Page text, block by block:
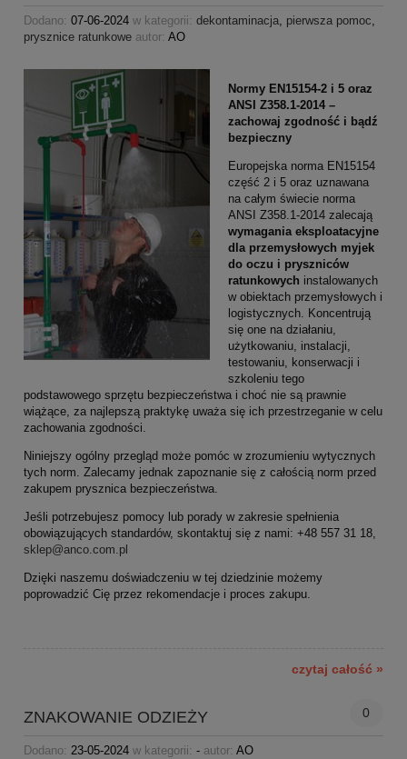
Dodano: 07-06-2024 w kategorii: dekontaminacja pierwsza pomoc
prysznice ratunkowe autor: AO
Normy EN15154-2 i 5 oraz
ANSI Z358.1-2014 –
zachowaj zgodność i bądź
bezpieczny
Europejska norma EN15154
część 2 i 5 oraz uznawana
na całym świecie norma
ANSI Z358.1-2014 zalecają
wymagania eksploatacyjne
dla przemysłowych myjek
do oczu i pryszniców
ratunkowych instalowanych
w obiektach przemysłowych i
logistycznych. Koncentrują
się one na działaniu,
użytkowaniu, instalacji,
testowaniu, konserwacji i
szkoleniu tego
podstawowego sprzętu bezpieczeństwa i choć nie są prawnie
wiążące, za najlepszą praktykę uważa się ich przestrzeganie w celu
zachowania zgodności.
Niniejszy ogólny przegląd może pomóc w zrozumieniu wytycznych
tych norm. Zalecamy jednak zapoznanie się z całością norm przed
zakupem prysznica bezpieczeństwa.
Jeśli potrzebujesz pomocy lub porady w zakresie spełnienia
obowiązujących standardów, skontaktuj się z nami: +48 557 31 18,
sklep@anco.com.pl
Dzięki naszemu doświadczeniu w tej dziedzinie możemy
poprowadzić Cię przez rekomendacje i proces zakupu.
czytaj całość »
ZNAKOWANIE ODZIEŻY 0
Dodano: 23-05-2024 w kategorii: - autor: AO